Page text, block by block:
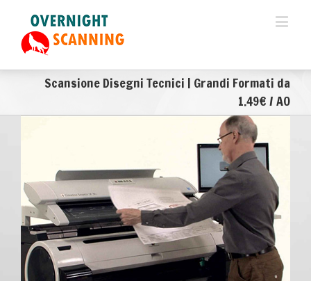
Scansione Disegni Tecnici | Grandi Formati da
1.49€ / A0